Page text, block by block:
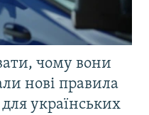
чому вони
нові правила
українських